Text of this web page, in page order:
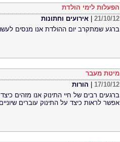
הפעלות לימי הולדת
21/10/12
אירועים וחתונות
ברגע שמתקרב יום ההולדת אנו מנסים
מיטת מעבר
17/10/12
הורות
ברגעים רבים של חיי התינוק אנו מזהים
אפשר לראות כיצד על התינוק עוברים